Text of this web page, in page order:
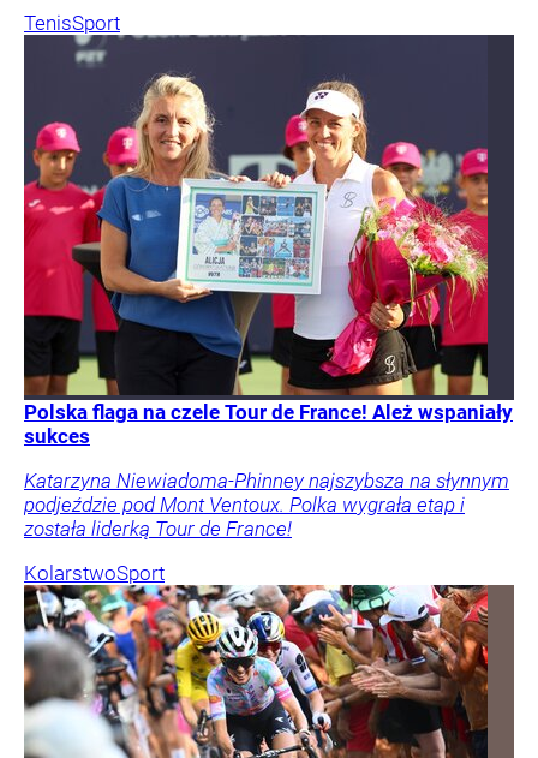
TenisSport
Polska flaga na czele Tour de France! Ależ wspaniały
sukces
Katarzyna Niewiadoma-Phinney najszybsza na słynnym
podjeździe pod Mont Ventoux. Polka wygrała etap i
została liderką Tour de France!
KolarstwoSport